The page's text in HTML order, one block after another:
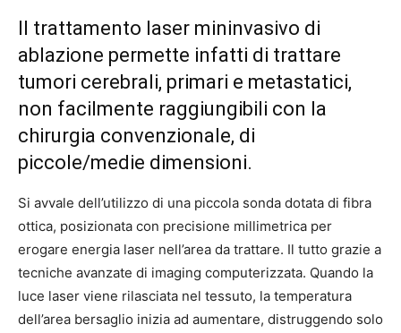
Il trattamento laser mininvasivo di
ablazione permette infatti di trattare
tumori cerebrali, primari e metastatici,
non facilmente raggiungibili con la
chirurgia convenzionale, di
piccole/medie dimensioni.
Si avvale dell’utilizzo di una piccola sonda dotata di fibra
ottica, posizionata con precisione millimetrica per
erogare energia laser nell’area da trattare. Il tutto grazie a
tecniche avanzate di imaging computerizzata. Quando la
luce laser viene rilasciata nel tessuto, la temperatura
dell’area bersaglio inizia ad aumentare, distruggendo solo